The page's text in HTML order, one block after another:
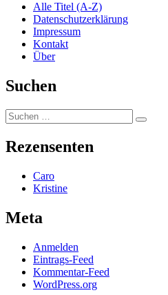
Alle Titel (A-Z)
Datenschutzerklärung
Impressum
Kontakt
Über
Suchen
Suchen
nach:
Suchen
Rezensenten
Caro
Kristine
Meta
Anmelden
Eintrags-Feed
Kommentar-Feed
WordPress.org